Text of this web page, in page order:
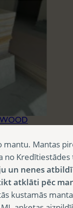
Mantas
no
un nenes
atklāti pēc
kustamās